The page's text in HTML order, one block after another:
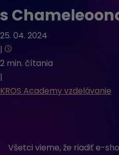
s
25. 04. 2024
|
2 min. čítania
|
KROS Academy vzdelávanie
Všetci vieme, že riadiť e-